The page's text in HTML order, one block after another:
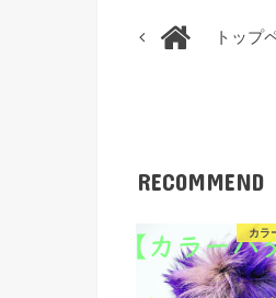
トップ
RECOMMEND
カラ